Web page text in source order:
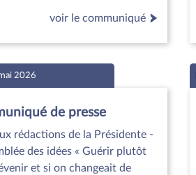
voir le communiqué
2026
de presse
rédactions de la Présidente -
des idées « Guérir plutôt
et si on changeait de